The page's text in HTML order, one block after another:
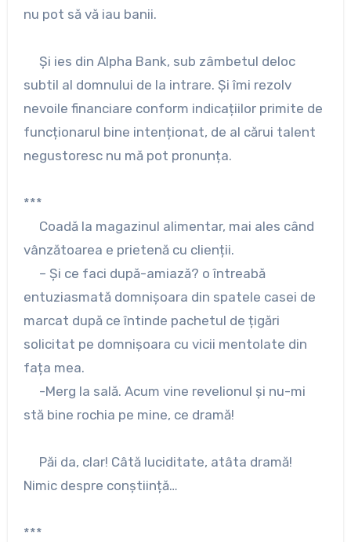
nu pot să vă iau banii.
Și ies din Alpha Bank, sub zâmbetul deloc
subtil al domnului de la intrare. Și îmi rezolv
nevoile financiare conform indicațiilor primite de
funcționarul bine intenționat, de al cărui talent
negustoresc nu mă pot pronunța.
***
Coadă la magazinul alimentar, mai ales când
vânzătoarea e prietenă cu clienții.
– Și ce faci după-amiază? o întreabă
entuziasmată domnișoara din spatele casei de
marcat după ce întinde pachetul de țigări
solicitat pe domnișoara cu vicii mentolate din
fața mea.
-Merg la sală. Acum vine revelionul și nu-mi
stă bine rochia pe mine, ce dramă!
Păi da, clar! Câtă luciditate, atâta dramă!
Nimic despre conștiință…
***